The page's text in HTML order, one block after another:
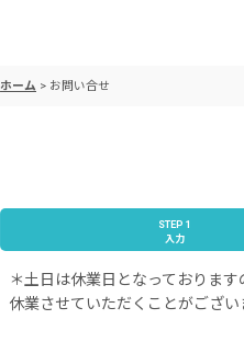
ホーム > お問い合せ
STEP 1
入力
＊土日は休業日となっておりま
休業させていただくことがござ